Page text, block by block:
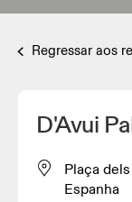
Regressar aos
D'Avui
Plaça
Espanha